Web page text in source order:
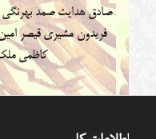
صادق هدایتصمد بهرنگی
فریدون مشیری قیصر
کاظمی